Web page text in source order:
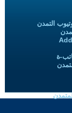
التمدن
ة